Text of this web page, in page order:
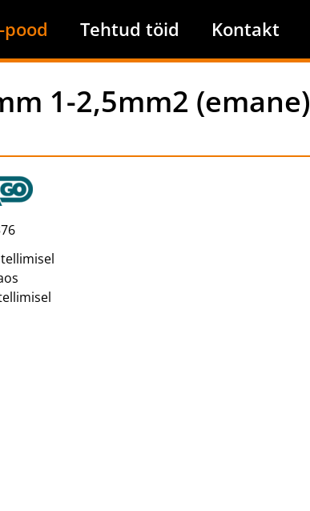
Tehtud töid Kontakt
1-2,5mm2 (emane)
tellimisel